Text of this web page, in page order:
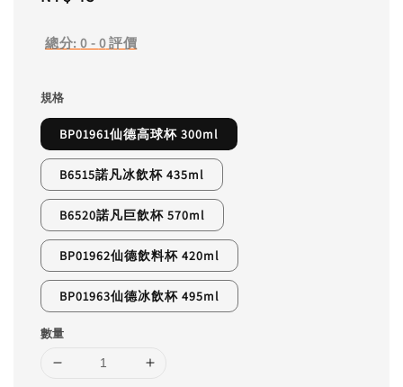
總分:0 - 0評價
規格
BP01961仙德高球杯 300ml
B6515諾凡冰飲杯 435ml
B6520諾凡巨飲杯 570ml
BP01962仙德飲料杯 420ml
BP01963仙德冰飲杯 495ml
數量